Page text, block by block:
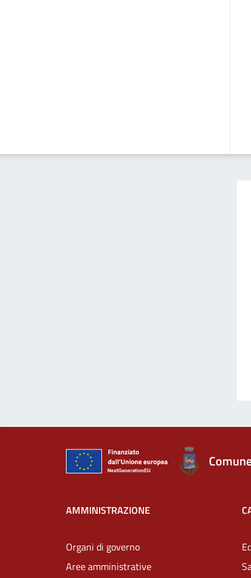
AMMINISTRAZIONE
Organi di governo
Aree amministrative